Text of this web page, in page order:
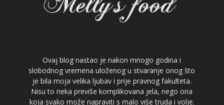
Ovaj blog nastao je nakon mnogo godina i
slobodnog vremena uloženog u stvaranje onog što
je bila moja velika ljubav i prije pravnog fakulteta.
Nisu to neka previše komplikovana jela, nego ona
koja svako može napraviti s malo više truda i volje.